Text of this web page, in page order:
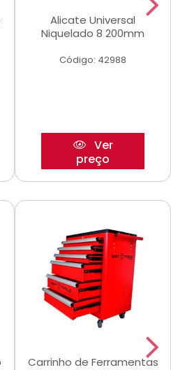
Alicate Universal
Niquelado 8 200mm
Código: 42988
Ver
preço
Carrinho de Ferramentas